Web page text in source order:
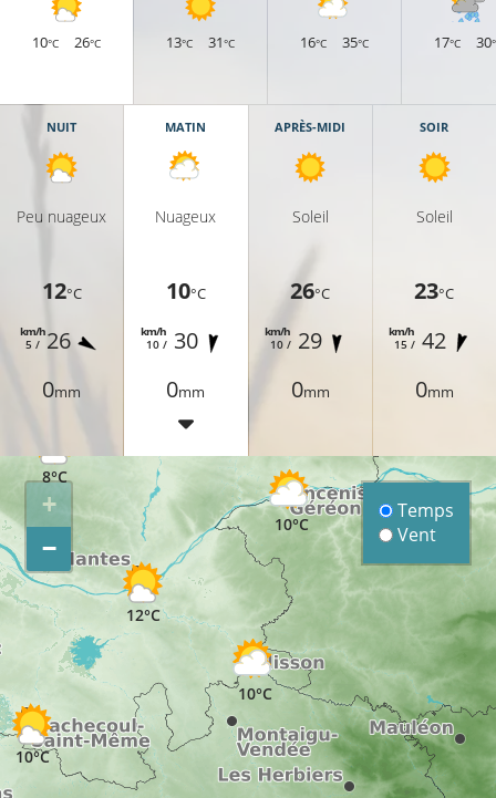
10°C 26°C 13°C 31°C 16°C 35°C 17°C 30
NUIT
Peu nuageux
12°C
5 /
km/h26
0mm
MATIN
Nuageux
10°C
10 /
km/h 30
0mm
APRÈS-MIDI
Soleil
26°C
10 /
km/h 29
0mm
SOIR
Soleil
23°C
15 /
km/h 42
0mm
10°C
8°C
10°C
10°C
12°C
+
−
Temps
Vent